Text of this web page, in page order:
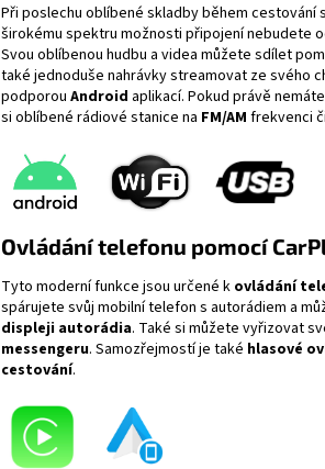
Při poslechu oblíbené skladby během cestování
širokému spektru možnosti připojení nebudete
Svou oblíbenou hudbu a videa můžete sdílet
také jednoduše nahrávky streamovat ze svého
podporou Android aplikací. Pokud právě
si oblíbené rádiové stanice na FM/AM frekvenci
Ovládání telefonu pomocí
Tyto moderní funkce jsou určené k ovládání
spárujete svůj mobilní telefon s autorádiem a
displeji autorádia. Také si můžete vyřizovat
messengeru. Samozřejmostí je také hlasové
cestování.